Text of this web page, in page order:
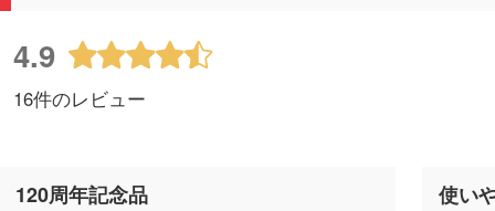
4.9
16件のレビュー
120周年記念品 使い